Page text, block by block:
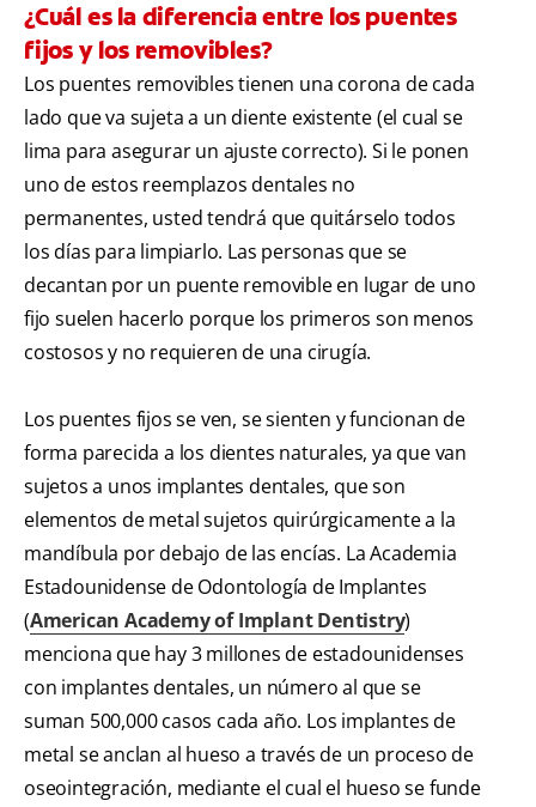
¿Cuál es la diferencia entre los puentes
fijos y los removibles?
Los puentes removibles tienen una corona de cada
lado que va sujeta a un diente existente (el cual se
lima para asegurar un ajuste correcto). Si le ponen
uno de estos reemplazos dentales no
permanentes, usted tendrá que quitárselo todos
los días para limpiarlo. Las personas que se
decantan por un puente removible en lugar de uno
fijo suelen hacerlo porque los primeros son menos
costosos y no requieren de una cirugía.
Los puentes fijos se ven, se sienten y funcionan de
forma parecida a los dientes naturales, ya que van
sujetos a unos implantes dentales, que son
elementos de metal sujetos quirúrgicamente a la
mandíbula por debajo de las encías. La Academia
Estadounidense de Odontología de Implantes
(American Academy of Implant Dentistry)
menciona que hay 3 millones de estadounidenses
con implantes dentales, un número al que se
suman 500,000 casos cada año. Los implantes de
metal se anclan al hueso a través de un proceso de
oseointegración, mediante el cual el hueso se funde